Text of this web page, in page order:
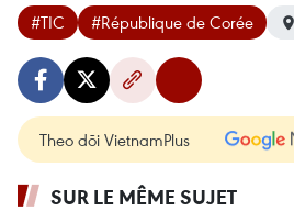
#TIC #République de Corée
Theo dõi VietnamPlus
SUR LE MÊME SUJET